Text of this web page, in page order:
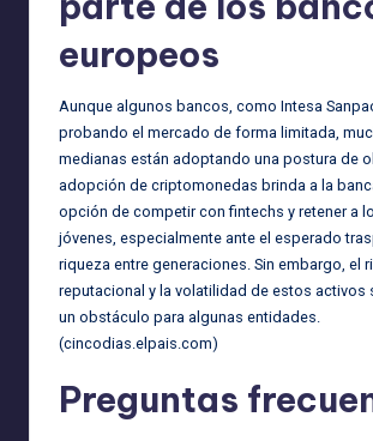
europeos
Aunque algunos bancos, como Intesa
probando el mercado de forma limitada,
medianas están adoptando una postura de
adopción de criptomonedas brinda a la
opción de competir con fintechs y retener a
jóvenes, especialmente ante el esperado
riqueza entre generaciones. Sin embargo, el
reputacional y la volatilidad de estos activos
un obstáculo para algunas entidades.
(cincodias.elpais.com)
Preguntas